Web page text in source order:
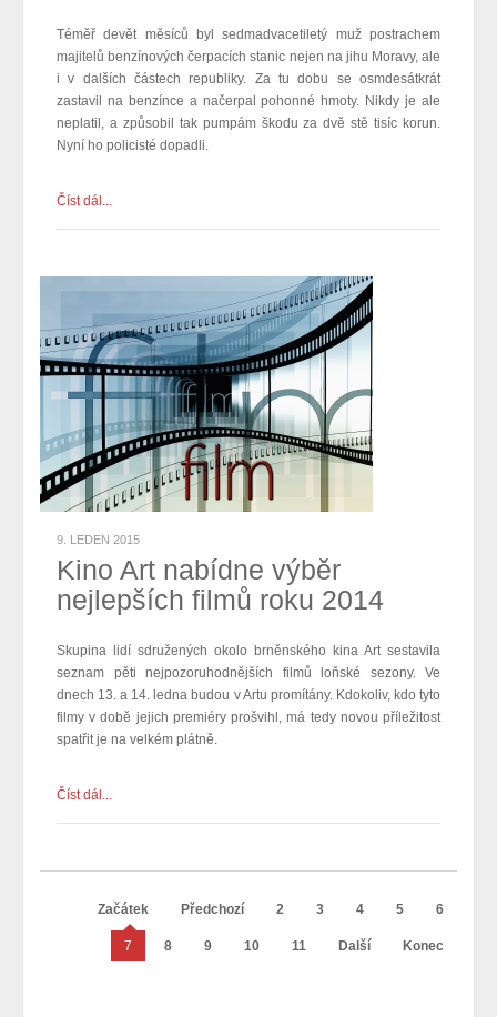
Téměř devět měsíců bylsedmadvacetiletý mužpostrachem
majitelů benzínových čerpacích stanic nejen na jihu Moravy, ale
i v dalších částech republiky. Za tu dobu se osmdesátkrát
zastavil na benzínce a načerpal pohonné hmoty. Nikdy je ale
neplatil, a způsobil tak pumpám škodu za dvě stě tisíc korun.
Nyní ho policisté dopadli.
Číst dál...
9. LEDEN 2015
Kino Art nabídne výběr
nejlepších filmů roku 2014
Skupina lidí sdružených okolo brněnského kina Art sestavila
seznam pěti nejpozoruhodnějších filmů loňské sezony. Ve
dnech 13. a 14. ledna budou v Artu promítány. Kdokoliv, kdo tyto
filmy v době jejich premiéry prošvihl, má tedy novou příležitost
spatřit je na velkém plátně.
Číst dál...
Začátek Předchozí 2 3 4 5 6
7 8 9 10 11 Další Konec